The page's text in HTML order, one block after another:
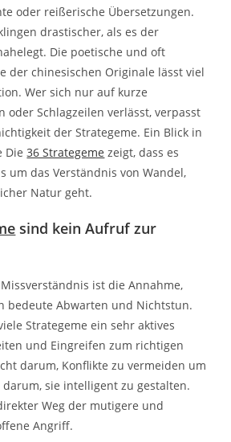
oder reißerische Übersetzungen.
drastischer, als es der
Die poetische und oft
der chinesischen Originale lässt viel
Wer sich nur auf kurze
oder Schlagzeilen verlässt, verpasst
der Strategeme. Ein Blick in
Die36 Strategeme zeigt, dass es
um das Verständnis von Wandel,
Natur geht.
sind kein Aufruf zur
ist die Annahme,
bedeute Abwarten und Nichtstun.
Strategeme ein sehr aktives
und Eingreifen zum richtigen
darum, Konflikte zu vermeiden um
darum, sie intelligent zu gestalten.
Weg der mutigere und
Angriff.